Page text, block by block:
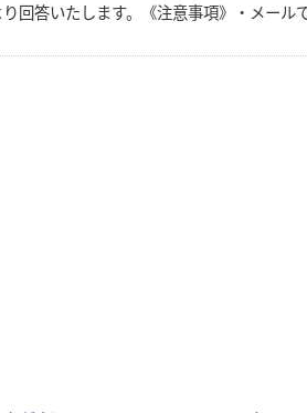
回答いたします。《注意事項》・メール